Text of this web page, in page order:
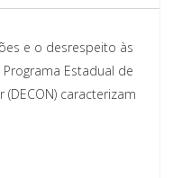
e o desrespeito às
Estadual de
caracterizam